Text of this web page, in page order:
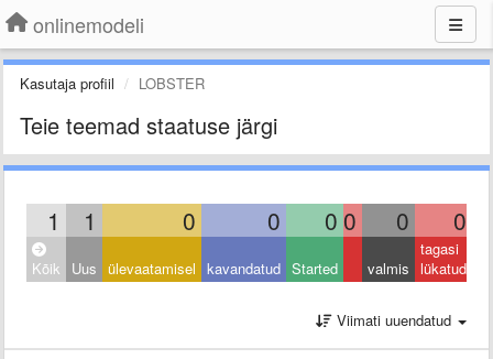
onlinemodeli
Kasutaja profiil LOBSTER
Teie teemad staatuse järgi
1 1 0 0 0 0 0 0
Kõik Uus ülevaatamisel kavandatud Started valmis
tagasi
lükatud
Viimati uuendatud